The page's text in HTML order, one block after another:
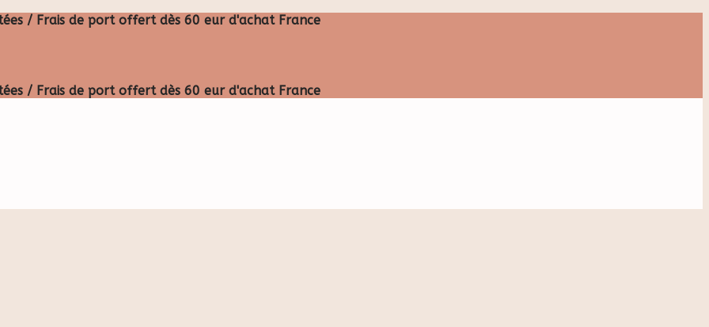
/ Frais de port offert dès 60 eur d'achat France
/ Frais de port offert dès 60 eur d'achat France